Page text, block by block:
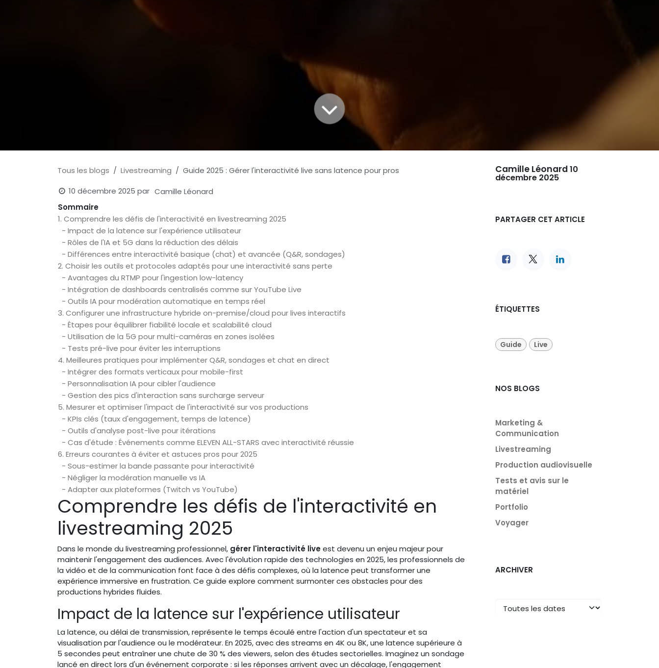
Tous les blogs Livestreaming
Guide 2025 : Gérer l'interactivité live sans latence pour pros
10 décembre 2025 par Camille Léonard
Sommaire
1. Comprendre les défis de l'interactivité en livestreaming 2025
- Impact de la latence sur l'expérience utilisateur
- Rôles de l'IA et 5G dans la réduction des délais
- Différences entre interactivité basique (chat) et avancée (Q&R, sondages)
2. Choisir les outils et protocoles adaptés pour une interactivité sans perte
- Avantages du RTMP pour l'ingestion low-latency
- Intégration de dashboards centralisés comme sur YouTube Live
- Outils IA pour modération automatique en temps réel
3. Configurer une infrastructure hybride on-premise/cloud pour lives interactifs
- Étapes pour équilibrer fiabilité locale et scalabilité cloud
- Utilisation de la 5G pour multi-caméras en zones isolées
- Tests pré-live pour éviter les interruptions
4. Meilleures pratiques pour implémenter Q&R, sondages et chat en direct
- Intégrer des formats verticaux pour mobile-first
- Personnalisation IA pour cibler l'audience
- Gestion des pics d'interaction sans surcharge serveur
5. Mesurer et optimiser l'impact de l'interactivité sur vos productions
- KPIs clés (taux d'engagement, temps de latence)
- Outils d'analyse post-live pour itérations
- Cas d'étude : Événements comme ELEVEN ALL-STARS avec interactivité réussie
6. Erreurs courantes à éviter et astuces pros pour 2025
- Sous-estimer la bande passante pour interactivité
- Négliger la modération manuelle vs IA
- Adapter aux plateformes (Twitch vs YouTube)
Comprendre les défis de l'interactivité en
livestreaming 2025
Dans le monde du livestreaming professionnel, gérer l'interactivité liveest devenu un enjeu majeur pour
maintenir l'engagement des audiences. Avec l'évolution rapide des technologies en 2025, les professionnels de
la vidéo et de la communication font face à des défis complexes, où la latence peut transformer une
expérience immersive en frustration. Ce guide explore comment surmonter ces obstacles pour des
productions hybrides fluides.
Impact de la latence sur l'expérience utilisateur
La latence, ou délai de transmission, représente le temps écoulé entre l'action d'un spectateur et sa
visualisation par l'audience ou le modérateur. En 2025, avec des streams en 4K ou 8K, une latence supérieure à
5 secondes peut entraîner une chute de 30 % des viewers, selon des études sectorielles. Imaginez un sondage
lancé en direct lors d'un événement corporate : si les réponses arrivent avec un décalage, l'engagement
Camille Léonard 10
décembre 2025
PARTAGER CET ARTICLE
ÉTIQUETTES
Guide Live
NOS BLOGS
Marketing &
Communication
Livestreaming
Production audiovisuelle
Tests et avis sur le
matériel
Portfolio
Voyager
ARCHIVER